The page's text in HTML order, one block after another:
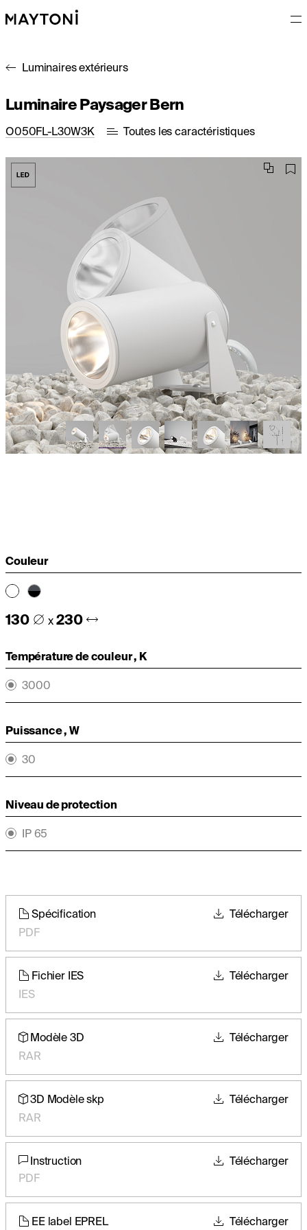
Luminaires extérieurs
Luminaire Paysager Bern
O050FL-L30W3K Toutes les caractéristiques
Couleur
130 x 230
Température de couleur , K
3000
Puissance , W
30
Niveau de protection
IP 65
Spécification
PDF
Télécharger
Fichier IES
IES
Télécharger
Modèle 3D
RAR
Télécharger
3D Modèle skp
RAR
Télécharger
Instruction
PDF
Télécharger
EE label EPREL Télécharger